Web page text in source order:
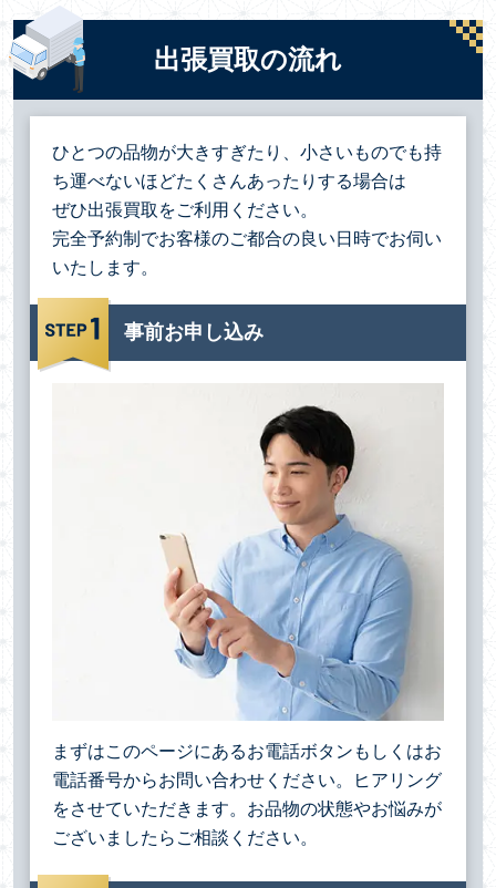
出張買取の流れ
ひとつの品物が大きすぎたり、小さいものでも持
ち運べないほどたくさんあったりする場合は
ぜひ出張買取をご利用ください。
完全予約制でお客様のご都合の良い日時でお伺い
いたします。
事前お申し込み
まずはこのページにあるお電話ボタンもしくはお
電話番号からお問い合わせください。ヒアリング
をさせていただきます。お品物の状態やお悩みが
ございましたらご相談ください。